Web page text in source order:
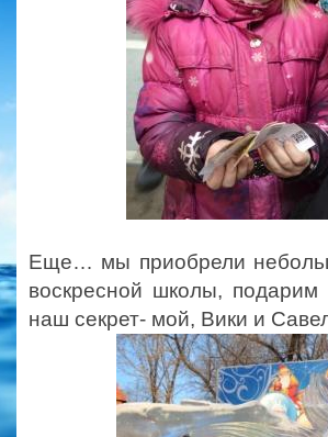
Еще… мы приобрели
воскресной школы,
наш секрет- мой, Вики и